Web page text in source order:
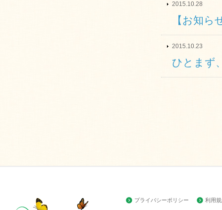
2015.10.28
【お知
2015.10.23
ひとまず
プライバシーポリシー 利用